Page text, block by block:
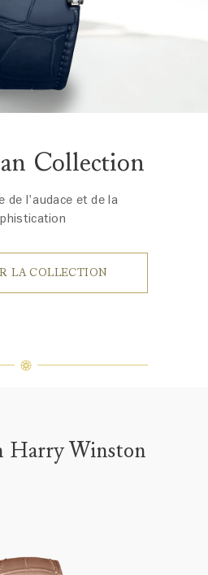
Collection
de l'audace et de la
LA COLLECTION
Harry Winston